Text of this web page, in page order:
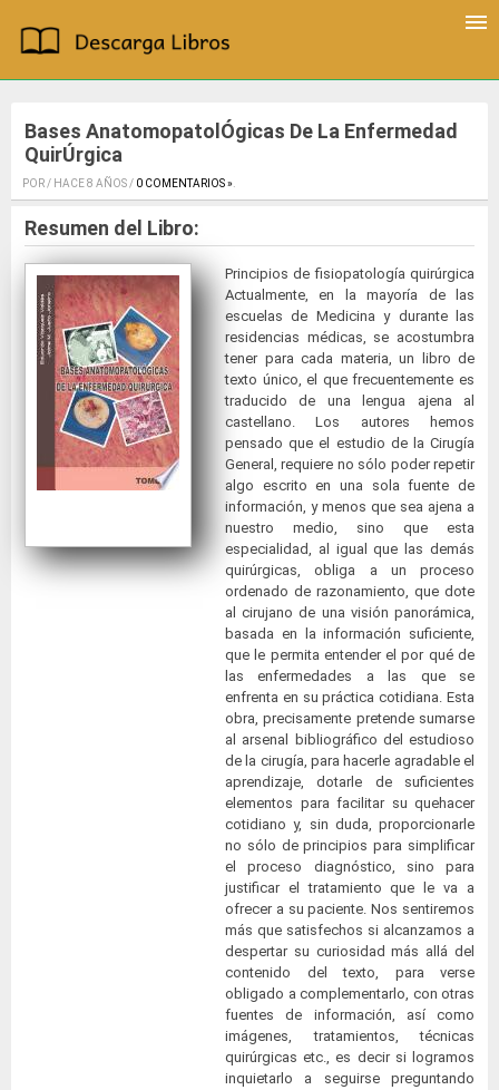
Bases AnatomopatolÓgicas De La Enfermedad
QuirÚrgica
POR / HACE 8 AÑOS / 0 COMENTARIOS ».
Resumen del Libro:
Principios de fisiopatología quirúrgica
Actualmente, en la mayoría de las
escuelas de Medicina y durante las
residencias médicas, se acostumbra
tener para cada materia, un libro de
texto único, el que frecuentemente es
traducido de una lengua ajena al
castellano. Los autores hemos
pensado que el estudio de la Cirugía
General, requiere no sólo poder repetir
algo escrito en una sola fuente de
información, y menos que sea ajena a
nuestro medio, sino que esta
especialidad, al igual que las demás
quirúrgicas, obliga a un proceso
ordenado de razonamiento, que dote
al cirujano de una visión panorámica,
basada en la información suficiente,
que le permita entender el por qué de
las enfermedades a las que se
enfrenta en su práctica cotidiana. Esta
obra, precisamente pretende sumarse
al arsenal bibliográfico del estudioso
de la cirugía, para hacerle agradable el
aprendizaje, dotarle de suficientes
elementos para facilitar su quehacer
cotidiano y, sin duda, proporcionarle
no sólo de principios para simplificar
el proceso diagnóstico, sino para
justificar el tratamiento que le va a
ofrecer a su paciente. Nos sentiremos
más que satisfechos si alcanzamos a
despertar su curiosidad más allá del
contenido del texto, para verse
obligado a complementarlo, con otras
fuentes de información, así como
imágenes, tratamientos, técnicas
quirúrgicas etc., es decir si logramos
inquietarlo a seguirse preguntando